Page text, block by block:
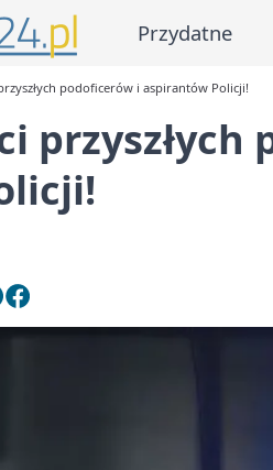
Przydatne
podoficerów i aspirantów Policji!